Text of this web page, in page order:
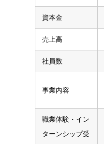
資本金
売上高
社員数
事業内容
職業体験・イン
ターンシップ受